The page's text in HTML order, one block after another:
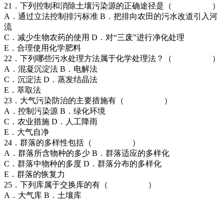
21．下列控制和消除土壤污染源的正确途径是（ ）
A．通过立法控制排污标准 B．把排向农田的污水改道引入河
流
C．减少生物农药的使用 D．对“三废”进行净化处理
E．合理使用化学肥料
22．下列哪些污水处理方法属于化学处理法？（ ）
A．混凝沉淀法 B．电解法
C．沉淀法 D．蒸发结晶法
E．萃取法
23．大气污染防治的主要措施有（ ）
A．控制污染源 B．绿化环境
C．农业措施 D．人工降雨
E．大气自净
24．群落的多样性包括（ ）
A．群落所含物种的多少 B．群落适应的多样化
C．群落中物种的多度 D．群落分布的多样化
E．群落的恢复力
25．下列库属于交换库的有（ ）
A．大气库 B．土壤库